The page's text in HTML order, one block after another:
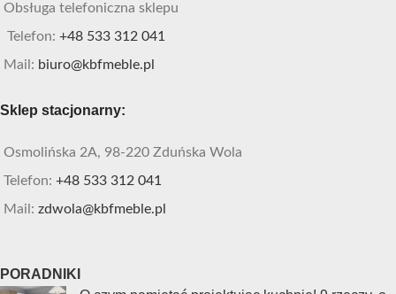
Obsługa telefoniczna sklepu
Telefon: +48 533 312 041
Mail: biuro@kbfmeble.pl
Sklep stacjonarny:
Osmolińska 2A, 98-220 Zduńska Wola
Telefon: +48 533 312 041
Mail: zdwola@kbfmeble.pl
PORADNIKI